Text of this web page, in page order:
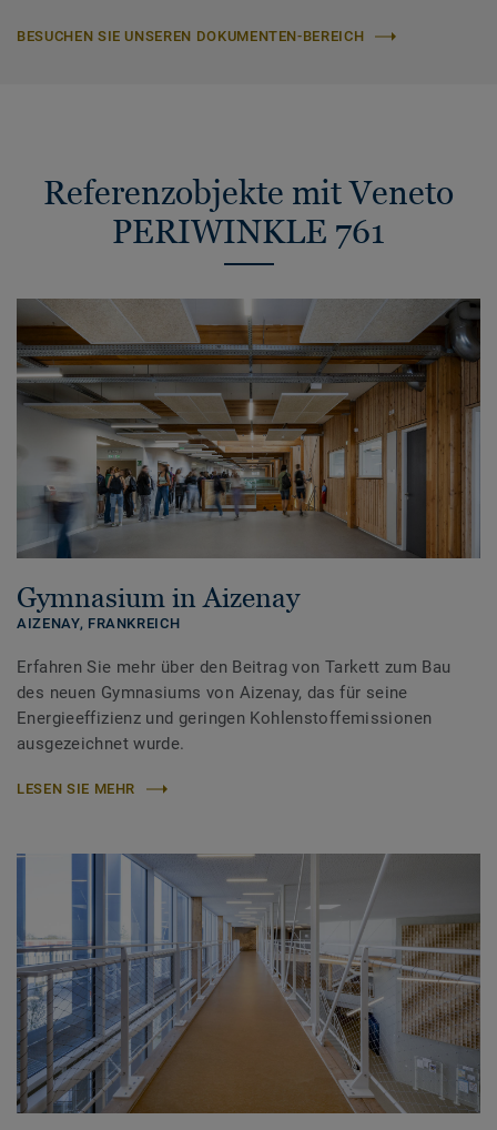
BESUCHEN SIE UNSEREN DOKUMENTEN-BEREICH
Referenzobjekte mit Veneto
PERIWINKLE 761
Gymnasium in Aizenay
AIZENAY, FRANKREICH
Erfahren Sie mehr über den Beitrag von Tarkett zum Bau
des neuen Gymnasiums von Aizenay, das für seine
Energieeffizienz und geringen Kohlenstoffemissionen
ausgezeichnet wurde.
LESEN SIE MEHR